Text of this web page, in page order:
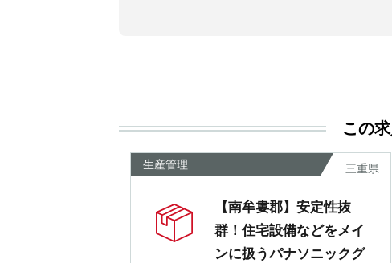
この
生産管理 三重県
【南牟婁郡】安定性抜
群！住宅設備などをメイ
ンに扱うパナソニックグ